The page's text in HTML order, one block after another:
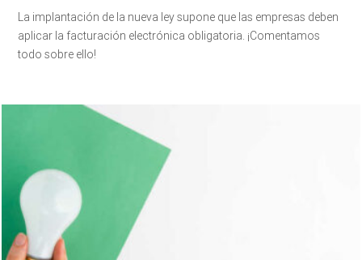
La implantación de la nueva ley supone que las empresas deben
aplicar la facturación electrónica obligatoria. ¡Comentamos
todo sobre ello!